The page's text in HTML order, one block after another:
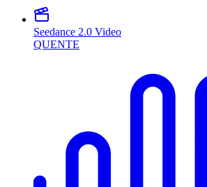
Seedance 2.0 Video
QUENTE